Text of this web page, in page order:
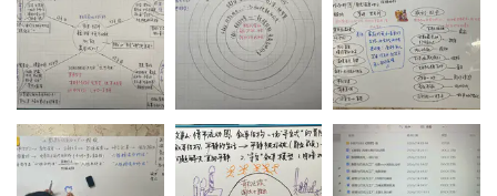
土壤对了，种子自己会发芽。
#内驱力# #亲子教育# #与低效作业斗智斗勇#
好。很快就加上学姐微信，连住哪个区，老师情况都问清楚
娃是个情商高、嘴巴甜的孩子。出来旅游，全程都她跟酒店
管家交涉，她说话能让人家高兴到送纪念品。
相信她在大学里会过得如鱼得水的。
尔德达尔的《查理与巧克力工厂》进行精读。之所以选择这
本书，其实延续了我们寒假的中英文阅读思路，孩子先接触
的是英文，《查理》英文音频听了16遍，原版电影看了5
遍，英文小说正在朗读中，每朗读完一个篇章做英文复述。
中文版本朗读完。孩子对这个故事可以说是，闭着眼睛中英
文随便讲。我的初心是，用中文的精读，在提升中文阅读能
力的同时带动他英文理解的深度。